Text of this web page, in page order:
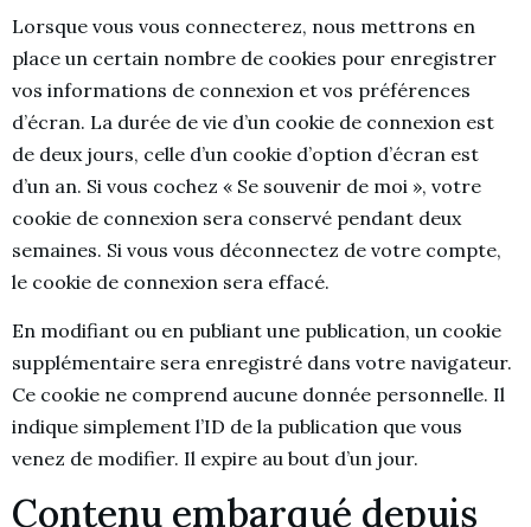
Lorsque vous vous connecterez, nous mettrons en
place un certain nombre de cookies pour enregistrer
vos informations de connexion et vos préférences
d’écran. La durée de vie d’un cookie de connexion est
de deux jours, celle d’un cookie d’option d’écran est
d’un an. Si vous cochez « Se souvenir de moi », votre
cookie de connexion sera conservé pendant deux
semaines. Si vous vous déconnectez de votre compte,
le cookie de connexion sera effacé.
En modifiant ou en publiant une publication, un cookie
supplémentaire sera enregistré dans votre navigateur.
Ce cookie ne comprend aucune donnée personnelle. Il
indique simplement l’ID de la publication que vous
venez de modifier. Il expire au bout d’un jour.
Contenu embarqué depuis